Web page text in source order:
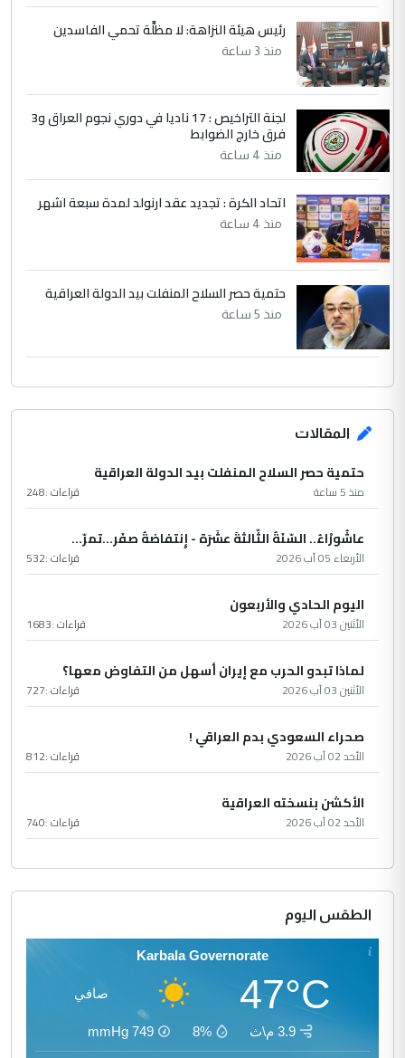
دقيق ومسؤول؛ فالاستثمار الحقيقي للإنسان
وثروات البلد يعتمد على الكفاءة ...
الموضوع :
بين الإهمال واغتصاب الأرض.. بلاد
الرافدين تعاني الجفاف والتصحر!!
رئيس هيئة النزاهة: لا مظلَّة تحمي الفاسدين
منذ 3 ساعة
لجنة التراخيص : 17 ناديا في دوري نجوم العراق و3
فرق خارج الضوابط
منذ 4 ساعة
اتحاد الكرة : تجديد عقد ارنولد لمدة سبعة اشهر
منذ 4 ساعة
حتمية حصر السلاح المنفلت بيد الدولة العراقية
منذ 5 ساعة
المقالات
حتمية حصر السلاح المنفلت بيد الدولة العراقية
منذ 5 ساعة قراءات :248
عاشُورْاءُ.. السّنَةُ الثّالثةَ عشَرَة - إِنتفاضةُ صفَر…تمرّ...
الأربعاء 05 آب 2026 قراءات :532
اليوم الحادي والأربعون
الأثنين 03 آب 2026 قراءات :1683
لماذا تبدو الحرب مع إيران أسهل من التفاوض معها؟
الأثنين 03 آب 2026 قراءات :727
صحراء السعودي بدم العراقي !
الأحد 02 آب 2026 قراءات :812
الأكشن بنسخته العراقية
الأحد 02 آب 2026 قراءات :740
الطقس اليوم
Karbala Governorate
47°C صافي
3.9 م\ث 8%
749
mmHg